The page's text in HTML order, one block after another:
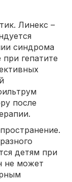
Линекс –
синдрома
гепатите
после
детям при
не может